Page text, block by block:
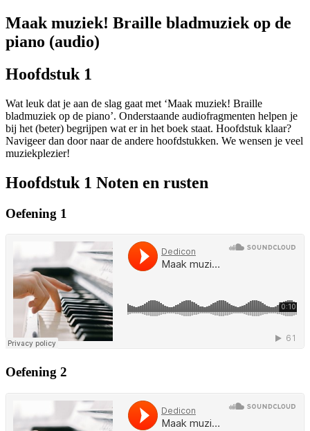
Maak muziek! Braille bladmuziek op de
piano (audio)
Hoofdstuk 1
Wat leuk dat je aan de slag gaat met ‘Maak muziek! Braille
bladmuziek op de piano’. Onderstaande audiofragmenten helpen je
bij het (beter) begrijpen wat er in het boek staat. Hoofdstuk klaar?
Navigeer dan door naar de andere hoofdstukken. We wensen je veel
muziekplezier!
Hoofdstuk 1 Noten en rusten
Oefening 1
Oefening 2